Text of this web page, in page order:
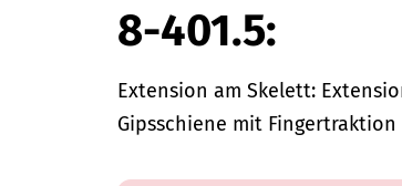
8-401.5:
Extension am Skelett:
Gipsschiene mit Fingertraktion